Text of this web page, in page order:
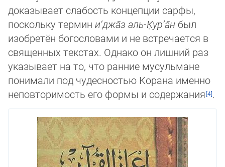
доказывает слабость концепции сарфы,
поскольку термин и‘джа̄з аль-К̣ур’а̄н был
изобретён богословами и не встре­чается в
священных текстах. Однако он лишний раз
указывает на то, что ранние мусульмане
понимали под чу­дес­нос­тью Корана именно
неповторимость его формы и содержания
.